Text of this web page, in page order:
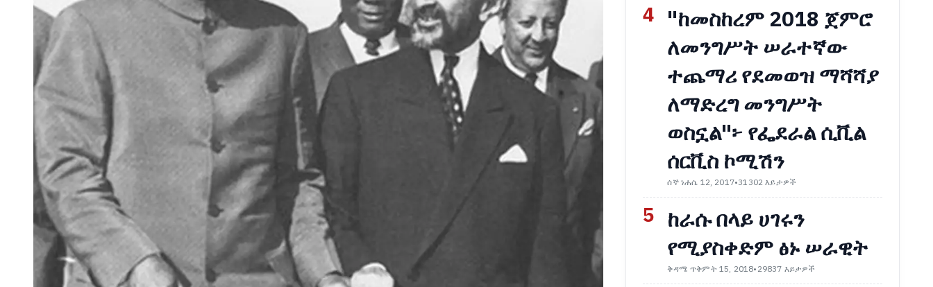
4 "ከመስከረም 2018 ጀምሮ
ለመንግሥት ሠራተኛው
ተጨማሪ የደመወዝ ማሻሻያ
ለማድረግ መንግሥት
ወስኗል"፦ የፌደራል ሲቪል
ሰርቪስ ኮሚሽን
ሰኞ ነሐሴ 12, 2017•31302 እይታዎች
5 ከራሱ በላይ ሀገሩን
የሚያስቀድም ፅኑ ሠራዊት
ቅዳሜ ጥቅምት 15, 2018•29837 እይታዎች